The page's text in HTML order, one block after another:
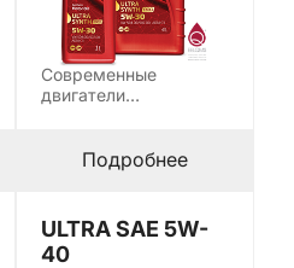
Современные
двигатели
системами DPF и
Подробнее
ULTRA SAE 5W-
40